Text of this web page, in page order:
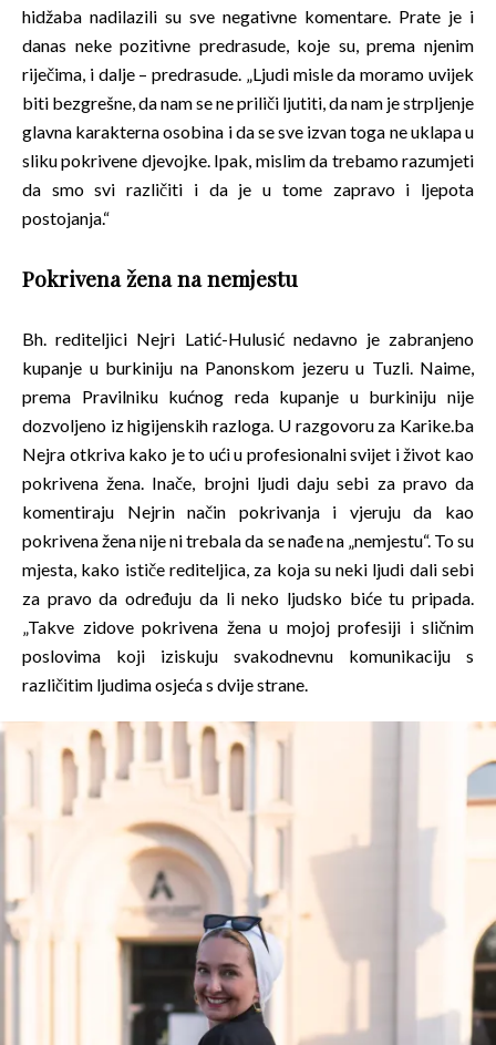
hidžaba nadilazili su sve negativne komentare. Prate je i
danas neke pozitivne predrasude, koje su, prema njenim
riječima, i dalje – predrasude. „Ljudi misle da moramo uvijek
biti bezgrešne, da nam se ne priliči ljutiti, da nam je strpljenje
glavna karakterna osobina i da se sve izvan toga ne uklapa u
sliku pokrivene djevojke. Ipak, mislim da trebamo razumjeti
da smo svi različiti i da je u tome zapravo i ljepota
postojanja.“
Pokrivena žena na nemjestu
Bh. rediteljici Nejri Latić-Hulusić nedavno je zabranjeno
kupanje u burkiniju na Panonskom jezeru u Tuzli. Naime,
prema Pravilniku kućnog reda kupanje u burkiniju nije
dozvoljeno iz higijenskih razloga. U razgovoru za Karike.ba
Nejra otkriva kako je to ući u profesionalni svijet i život kao
pokrivena žena. Inače, brojni ljudi daju sebi za pravo da
komentiraju Nejrin način pokrivanja i vjeruju da kao
pokrivena žena nije ni trebala da se nađe na „nemjestu“. To su
mjesta, kako ističe rediteljica, za koja su neki ljudi dali sebi
za pravo da određuju da li neko ljudsko biće tu pripada.
„Takve zidove pokrivena žena u mojoj profesiji i sličnim
poslovima koji iziskuju svakodnevnu komunikaciju s
različitim ljudima osjeća s dvije strane.